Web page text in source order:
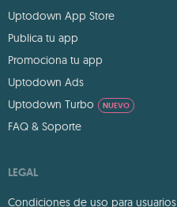
Uptodown App Store
Publica tu app
Promociona tu app
Uptodown Ads
Uptodown Turbo
NUEVO
FAQ & Soporte
LEGAL
Condiciones de uso para usuarios